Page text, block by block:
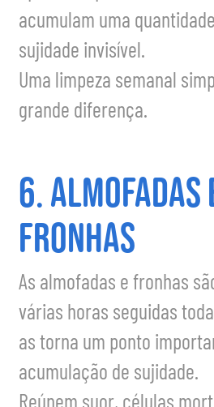
acumulam uma
sujidade invisível.
Uma limpeza semanal
grande diferença.
6. Almofadas
fronhas
As almofadas e fronhas
várias horas seguidas
as torna um ponto
acumulação de sujidade.